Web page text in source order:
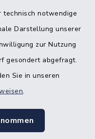
notwendige
Darstellung unserer
zur Nutzung
gesondert abgefragt.
Sie in unseren
.